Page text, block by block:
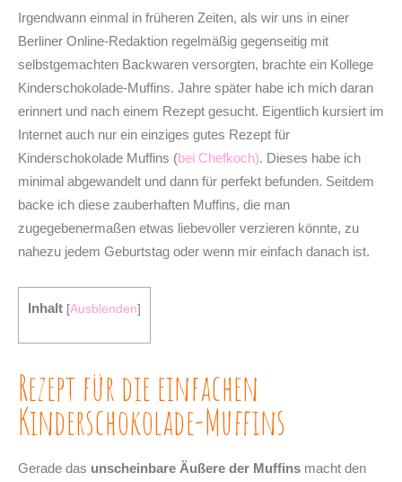
Irgendwann einmal in früheren Zeiten, als wir uns in einer
Berliner Online-Redaktion regelmäßig gegenseitig mit
selbstgemachten Backwaren versorgten, brachte ein Kollege
Kinderschokolade-Muffins. Jahre später habe ich mich daran
erinnert und nach einem Rezept gesucht. Eigentlich kursiert im
Internet auch nur ein einziges gutes Rezept für
Kinderschokolade Muffins (bei Chefkoch). Dieses habe ich
minimal abgewandelt und dann für perfekt befunden. Seitdem
backe ich diese zauberhaften Muffins, die man
zugegebenermaßen etwas liebevoller verzieren könnte, zu
nahezu jedem Geburtstag oder wenn mir einfach danach ist.
Inhalt [Ausblenden]
Rezept für die einfachen
Kinderschokolade-Muffins
Gerade das unscheinbare Äußere der Muffins macht den